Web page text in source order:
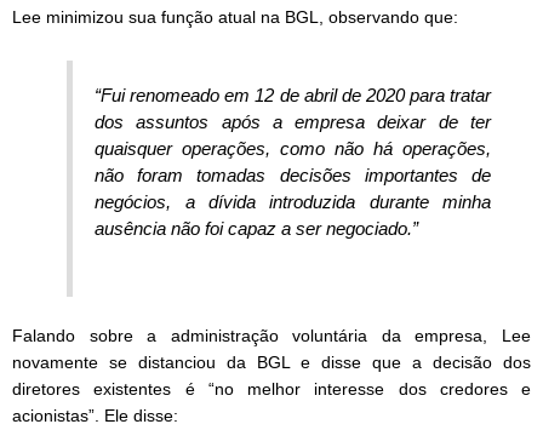
Lee minimizou sua função atual na BGL, observando que:
“Fui renomeado em 12 de abril de 2020 para tratar
dos assuntos após a empresa deixar de ter
quaisquer operações, como não há operações,
não foram tomadas decisões importantes de
negócios, a dívida introduzida durante minha
ausência não foi capaz a ser negociado.”
Falando sobre a administração voluntária da empresa, Lee
novamente se distanciou da BGL e disse que a decisão dos
diretores existentes é “no melhor interesse dos credores e
acionistas”. Ele disse: